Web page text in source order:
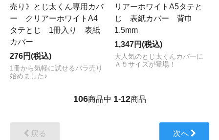
売り》とじ太くん専用カバ
ー クリアーホワイトA4
タテとじ 1冊入り 表紙
カバー
276円(税込)
1冊から気軽に試せるバラ売り
始めました♪
リアーホワイトA5タテと
じ 表紙カバー 背巾
1.5mm
1,347円(税込)
大人気のとじ太くんカバーに
Ａ５サイズが登場！
106商品中 1-12商品
戻る 次へ